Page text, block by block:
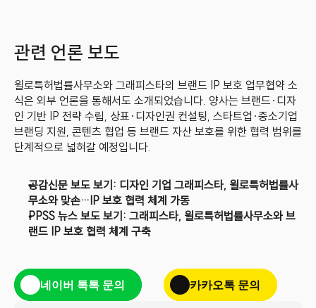
관련 언론 보도
윌로특허법률사무소와 그래피스타의 브랜드 IP 보호 업무협약 소
식은 외부 언론을 통해서도 소개되었습니다. 양사는 브랜드·디자
인 기반 IP 전략 수립, 상표·디자인권 컨설팅, 스타트업·중소기업
브랜딩 지원, 콘텐츠 협업 등 브랜드 자산 보호를 위한 협력 범위를
단계적으로 넓혀갈 예정입니다.
공감신문 보도 보기: 디자인 기업 그래피스타, 윌로특허법률사
무소와 맞손…IP 보호 협력 체계 가동
PPSS 뉴스 보도 보기: 그래피스타, 윌로특허법률사무소와 브
랜드 IP 보호 협력 체계 구축
네이버 톡톡 문의 카카오톡 문의